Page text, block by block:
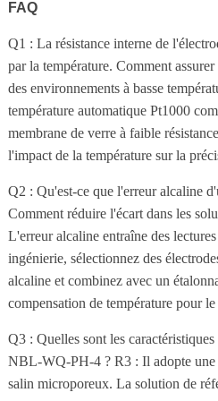
FAQ
Q1 : La résistance interne de
par la température. Comment
des environnements à basse
température automatique Pt1000
membrane de verre à faible
l'impact de la température sur la
Q2 : Qu'est-ce que l'erreur alcaline
Comment réduire l'écart dans les
L'erreur alcaline entraîne des
ingénierie, sélectionnez des
alcaline et combinez avec un
compensation de température pour
Q3 : Quelles sont les
NBL-WQ-PH-4 ? R3 : Il adopte une
salin microporeux. La solution de